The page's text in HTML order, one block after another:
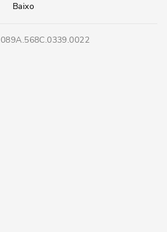
Baixo
089A.568C.0339.0022